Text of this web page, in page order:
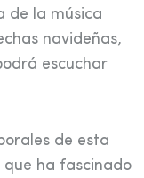
de la música
navideñas,
escuchar
de esta
que ha fascinado